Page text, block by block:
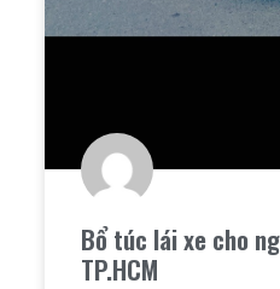
Bổ túc lái xe cho
TP.HCM